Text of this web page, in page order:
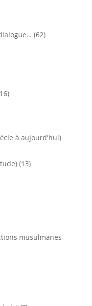
(62)
à aujourd'hui)
(13)
musulmanes